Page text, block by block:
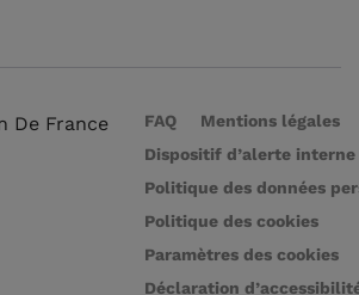
FAQ
Mentions légales
Dispositif d’alerte interne
Politique des données
Politique des cookies
Paramètres des cookies
Déclaration